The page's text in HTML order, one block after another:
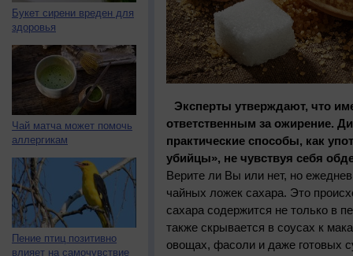
Букет сирени вреден для
здоровья
Чай матча может помочь
аллергикам
Пение птиц позитивно
влияет на самочувствие
Эксперты утверждают, что
ответственным за ожирение.
практические способы, как
убийцы», не чувствуя себя
Верите ли Вы или нет, но
чайных ложек сахара. Это
сахара содержится не только в
также скрывается в соусах к
овощах, фасоли и даже готовых